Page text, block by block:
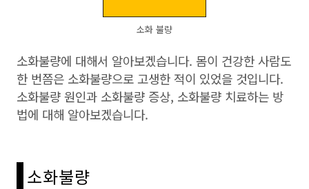
소화 불량
소화불량에 대해서 알아보겠습니다. 몸이 건강한 사람도
한 번쯤은 소화불량으로 고생한 적이 있었을 것입니다.
소화불량 원인과 소화불량 증상, 소화불량 치료하는 방
법에 대해 알아보겠습니다.
소화불량